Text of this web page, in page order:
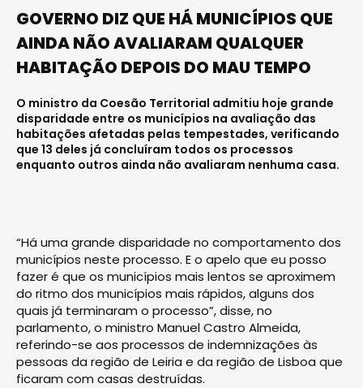
GOVERNO DIZ QUE HÁ MUNICÍPIOS QUE
AINDA NÃO AVALIARAM QUALQUER
HABITAÇÃO DEPOIS DO MAU TEMPO
O ministro da Coesão Territorial admitiu hoje grande
disparidade entre os municípios na avaliação das
habitações afetadas pelas tempestades, verificando
que 13 deles já concluíram todos os processos
enquanto outros ainda não avaliaram nenhuma casa.
“Há uma grande disparidade no comportamento dos
municípios neste processo. E o apelo que eu posso
fazer é que os municípios mais lentos se aproximem
do ritmo dos municípios mais rápidos, alguns dos
quais já terminaram o processo”, disse, no
parlamento, o ministro Manuel Castro Almeida,
referindo-se aos processos de indemnizações às
pessoas da região de Leiria e da região de Lisboa que
ficaram com casas destruídas.